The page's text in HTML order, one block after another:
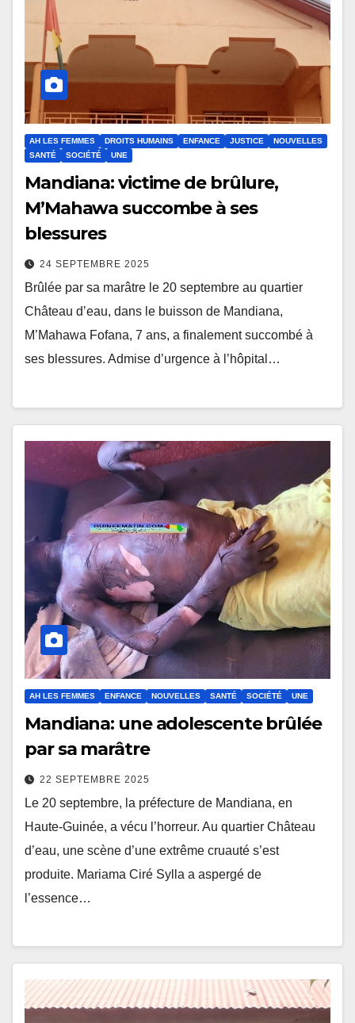
AH LES FEMMES DROITS HUMAINS ENFANCE JUSTICE
NOUVELLES
SANTÉ
SOCIÉTÉ UNE
Mandiana: victime de brûlure,
M’Mahawa succombe à ses
blessures
24 SEPTEMBRE 2025
Brûlée par sa marâtre le 20 septembre au quartier
Château d’eau, dans le buisson de Mandiana,
M’Mahawa Fofana, 7 ans, a finalement succombé à
ses blessures. Admise d’urgence à l’hôpital…
AH LES FEMMES ENFANCE NOUVELLES SANTÉ SOCIÉTÉ UNE
Mandiana: une adolescente brûlée
par sa marâtre
22 SEPTEMBRE 2025
Le 20 septembre, la préfecture de Mandiana, en
Haute-Guinée, a vécu l’horreur. Au quartier Château
d’eau, une scène d’une extrême cruauté s’est
produite. Mariama Ciré Sylla a aspergé de
l’essence…